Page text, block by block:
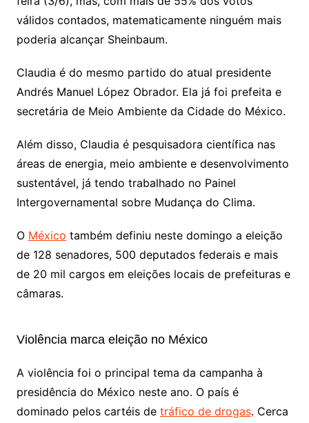
válidos contados, matematicamente ninguém mais
poderia alcançar Sheinbaum.
Claudia é do mesmo partido do atual presidente
Andrés Manuel López Obrador. Ela já foi prefeita e
secretária de Meio Ambiente da Cidade do México.
Além disso, Claudia é pesquisadora científica nas
áreas de energia, meio ambiente e desenvolvimento
sustentável, já tendo trabalhado no Painel
Intergovernamental sobre Mudança do Clima.
O México também definiu neste domingo a eleição
de 128 senadores, 500 deputados federais e mais
de 20 mil cargos em eleições locais de prefeituras e
câmaras.
Violência marca eleição no México
A violência foi o principal tema da campanha à
presidência do México neste ano. O país é
dominado pelos cartéis de tráfico de drogas. Cerca